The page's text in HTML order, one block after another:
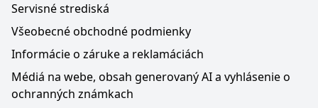
Servisné strediská
Všeobecné obchodné podmienky
Informácie o záruke a reklamáciách
Médiá na webe, obsah generovaný AI a vyhlásenie o
ochranných známkach